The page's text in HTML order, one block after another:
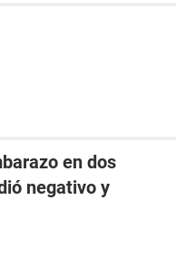
en dos
negativo y